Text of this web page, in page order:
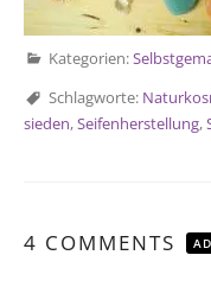
Kategorien:
Schlagworte:
sieden,Seifenherstellung,
4 COMMENTS